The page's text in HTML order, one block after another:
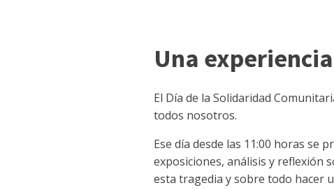
Una
El Día de la Solidaridad
todos nosotros.
Ese día desde las 11:00 horas se
exposiciones, análisis y reflexión
esta tragedia y sobre todo hacer